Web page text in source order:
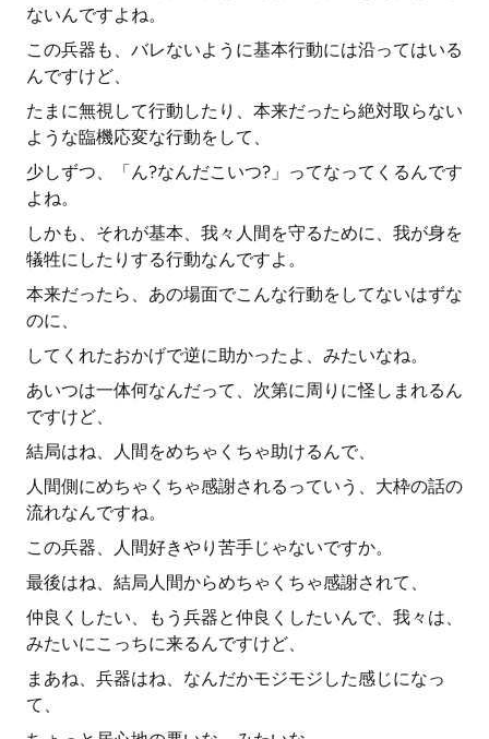
ないんですよね。
この兵器も、バレないように基本行動には沿ってはいる
んですけど、
たまに無視して行動したり、本来だったら絶対取らない
ような臨機応変な行動をして、
少しずつ、「ん?なんだこいつ?」ってなってくるんです
よね。
しかも、それが基本、我々人間を守るために、我が身を
犠牲にしたりする行動なんですよ。
本来だったら、あの場面でこんな行動をしてないはずな
のに、
してくれたおかげで逆に助かったよ、みたいなね。
あいつは一体何なんだって、次第に周りに怪しまれるん
ですけど、
結局はね、人間をめちゃくちゃ助けるんで、
人間側にめちゃくちゃ感謝されるっていう、大枠の話の
流れなんですね。
この兵器、人間好きやり苦手じゃないですか。
最後はね、結局人間からめちゃくちゃ感謝されて、
仲良くしたい、もう兵器と仲良くしたいんで、我々は、
みたいにこっちに来るんですけど、
まあね、兵器はね、なんだかモジモジした感じになっ
て、